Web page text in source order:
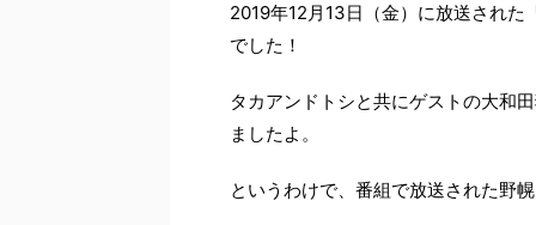
2019年12月13日（金）に放送され
でした！
タカアンドトシと共にゲストの大和
ましたよ。
というわけで、番組で放送された野